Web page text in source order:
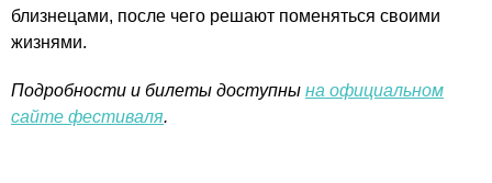
близнецами, после чего решают поменяться своими
жизнями.
Подробности и билеты доступны на официальном
сайте фестиваля.